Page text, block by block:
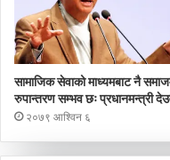
सामाजिक सेवाको माध्यमबाट नै
रुपान्तरण सम्भव छः प्रधानमन्त्री
२०७९ आश्विन ६